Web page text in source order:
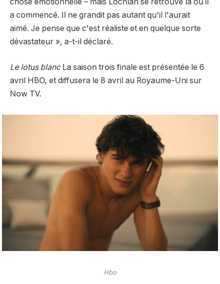
a commencé. Il ne grandit pas autant qu'il l'aurait
aimé. Je pense que c'est réaliste et en quelque sorte
dévastateur », a-t-il déclaré.
Le lotus blancLa saison trois finale est présentée le 6
avril HBO, et diffusera le 8 avril au Royaume-Uni sur
Now TV.
Hbo